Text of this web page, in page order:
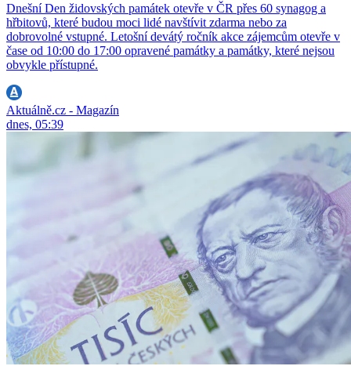
Dnešní Den židovských památek otevře v ČR přes 60 synagog a
hřbitovů, které budou moci lidé navštívit zdarma nebo za
dobrovolné vstupné. Letošní devátý ročník akce zájemcům otevře v
čase od 10:00 do 17:00 opravené památky a památky, které nejsou
obvykle přístupné.
Aktuálně.cz - Magazín
dnes, 05:39